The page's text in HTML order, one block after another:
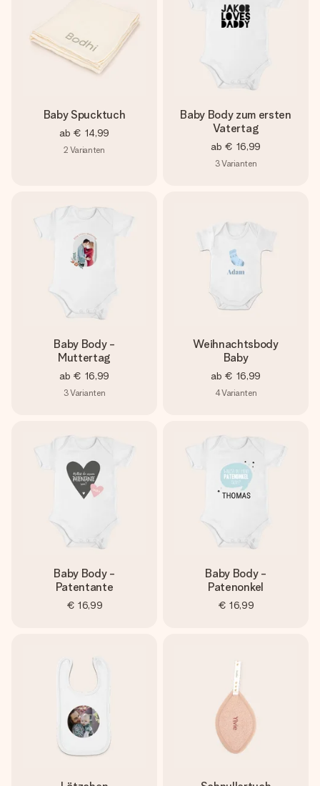
Baby Spucktuch
ab € 14,99
2 Varianten
Baby Body zum ersten
Vatertag
ab € 16,99
3Varianten
Baby Body -
Muttertag
ab € 16,99
3Varianten
Weihnachtsbody
Baby
ab € 16,99
4Varianten
Baby Body -
Patentante
€ 16,99
Baby Body -
Patenonkel
€ 16,99